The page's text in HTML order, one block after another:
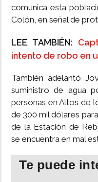
comunica esta
Colón, en señal de
LEE TAMBIÉN:
intento de robo en
También adelantó
suministro de agua
personas en Altos de
de 300 mil dólares
de la Estación de
se encuentra en mal
Te puede